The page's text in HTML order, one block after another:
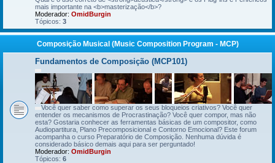
mais importante na <b>masterização</b>?
Moderador: OmidBurgin
Tópicos: 3
Composição Musical (Music Composition Program - MCP)
Fundamentos de Composição (MCP101)
Você quer saber como superar os seus bloqueios criativos? Você quer
entender os mecanismos de Procrastinação? Você quer compor, mas não
esta? Gostaria conhecer as ferramentas básicas de um compositor, como
Audiopartitura, Plano Precomposicional e Contorno Emocional? Este forum
acompanha o curso Preparatório de Composição. Nenhuma dúvida é
considerado básico demais aqui para ser perguntado!
Moderador: OmidBurgin
Tópicos: 6